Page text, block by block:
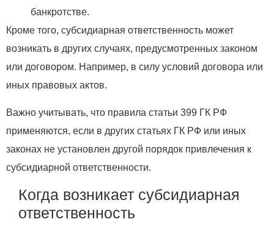
банкротстве.
Кроме того, субсидиарная ответственность может
возникать в других случаях, предусмотренных законом
или договором. Например, в силу условий договора или
иных правовых актов.
Важно учитывать, что правила статьи 399 ГК РФ
применяются, если в других статьях ГК РФ или иных
законах не установлен другой порядок привлечения к
субсидиарной ответственности.
Когда возникает субсидиарная
ответственность